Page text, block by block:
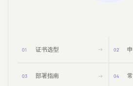
01 证书选型 02
03 部署指南 04